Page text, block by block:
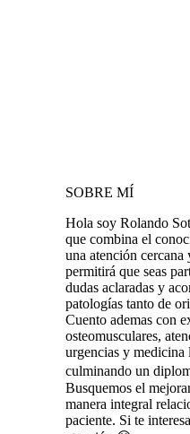
SOBRE MÍ
Hola soy Rolando
que combina el
una atención cercana
permitirá que seas
dudas aclaradas y
patologías tanto de
Cuento ademas con
osteomusculares,
urgencias y medicina
culminando un
Busquemos el
manera integral
paciente. Si te